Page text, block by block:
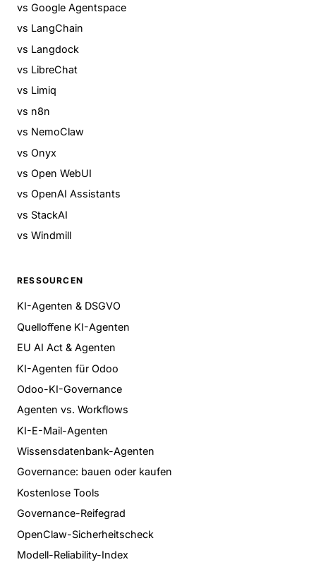
vs Google Agentspace
vs LangChain
vs Langdock
vs LibreChat
vs Limiq
vs n8n
vs NemoClaw
vs Onyx
vs Open WebUI
vs OpenAI Assistants
vs StackAI
vs Windmill
RESSOURCEN
KI-Agenten & DSGVO
Quelloffene KI-Agenten
EU AI Act & Agenten
KI-Agenten für Odoo
Odoo-KI-Governance
Agenten vs. Workflows
KI-E-Mail-Agenten
Wissensdatenbank-Agenten
Governance: bauen oder kaufen
Kostenlose Tools
Governance-Reifegrad
OpenClaw-Sicherheitscheck
Modell-Reliability-Index